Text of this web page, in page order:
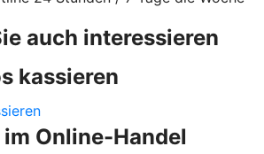
auch interessieren
kassieren
Online-Handel